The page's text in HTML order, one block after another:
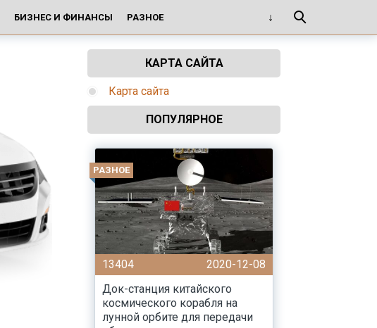
БИЗНЕС И ФИНАНСЫ РАЗНОЕ
КАРТА САЙТА
Карта сайта
ПОПУЛЯРНОЕ
РАЗНОЕ
13404
2020-12-08
Док-станция китайского
космического корабля на
лунной орбите для передачи